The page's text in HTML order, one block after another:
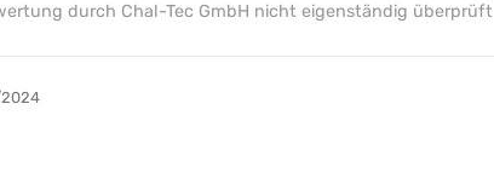
durch Chal-Tec GmbH nicht eigenständig überprüft